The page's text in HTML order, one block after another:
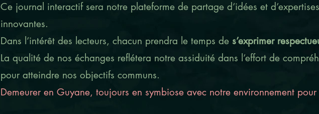
Ce journal interactif sera notre plateforme de partage d’idées et
innovantes.
Dans l’intérêt des lecteurs, chacun prendra le temps de s’exprimer
La qualité de nos échanges reflétera notre assiduité dans l’effort de
pour atteindre nos objectifs communs.
Demeurer en Guyane, toujours en symbiose avec notre environnement